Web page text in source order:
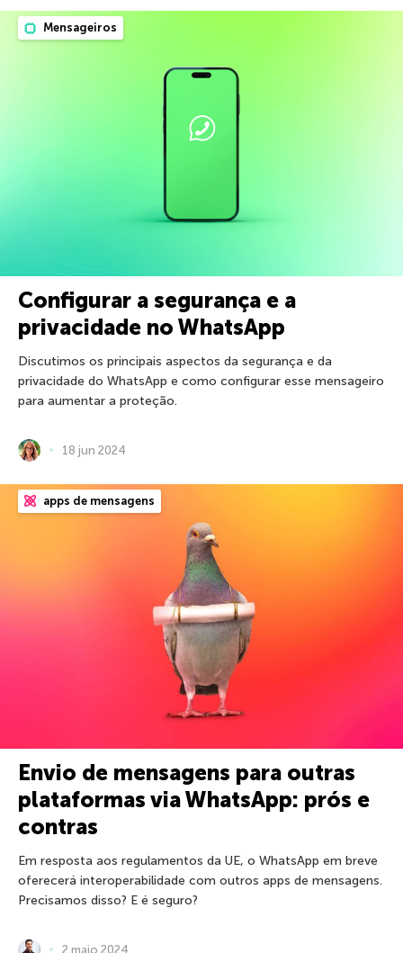
Mensageiros
Configurar a segurança e a
privacidade no WhatsApp
Discutimos os principais aspectos da segurança e da
privacidade do WhatsApp e como configurar esse mensageiro
para aumentar a proteção.
18 jun 2024
apps de mensagens
Envio de mensagens para outras
plataformas via WhatsApp: prós e
contras
Em resposta aos regulamentos da UE, o WhatsApp em breve
oferecerá interoperabilidade com outros apps de mensagens.
Precisamos disso? E é seguro?
2 maio 2024